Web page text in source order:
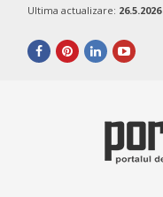
Ultima actualizare: 26.5.2026